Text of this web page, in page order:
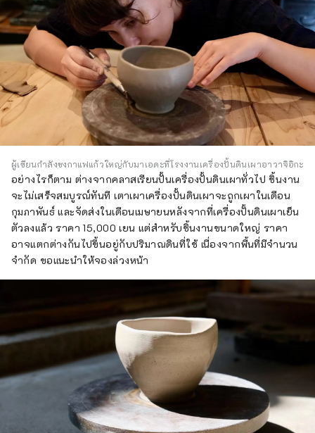
ผู้เขียนกำลังชงกาแฟแก้วใหญ่กับมาเอดะที่โรงงานเครื่องปั้นดินเผาอาวาจิอิกะ
อย่างไรก็ตาม ต่างจากคลาสเรียนปั้นเครื่องปั้นดินเผาทั่วไป ชิ้นงาน
จะไม่เสร็จสมบูรณ์ทันที เตาเผาเครื่องปั้นดินเผาจะถูกเผาในเดือน
กุมภาพันธ์ และจัดส่งในเดือนเมษายนหลังจากที่เครื่องปั้นดินเผาเย็น
ตัวลงแล้ว ราคา 15,000 เยน แต่สำหรับชิ้นงานขนาดใหญ่ ราคา
อาจแตกต่างกันไปขึ้นอยู่กับปริมาณดินที่ใช้ เนื่องจากพื้นที่มีจำนวน
จำกัด ขอแนะนำให้จองล่วงหน้า